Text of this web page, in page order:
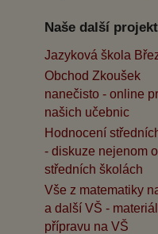
Naše další
Jazyková škola
Obchod Zkoušek
nanečisto - online
našich učebnic
Hodnocení
- diskuze nejenom o
středních školách
Vše z matematiky
a další VŠ -
přípravu na VŠ